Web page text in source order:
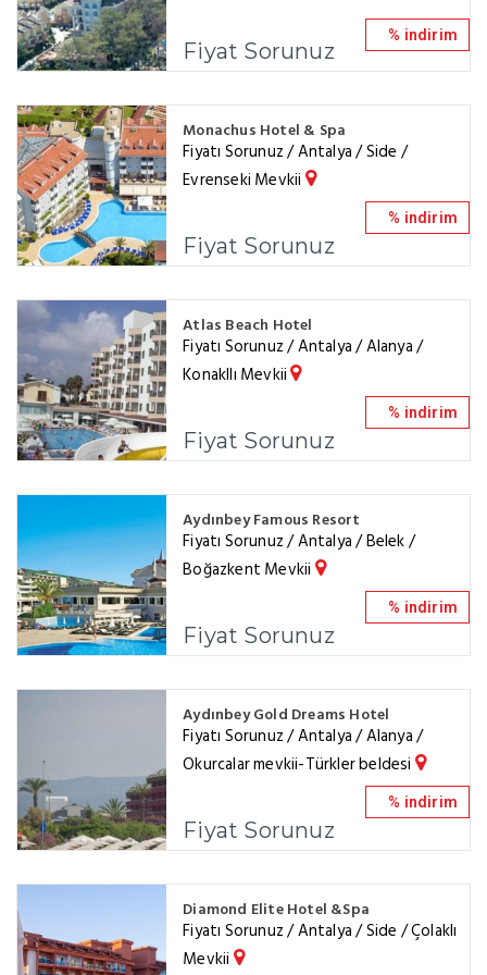
Fiyat Sorunuz
% indirim
Monachus Hotel & Spa
Fiyatı Sorunuz / Antalya / Side /
Evrenseki Mevkii
Fiyat Sorunuz
% indirim
Atlas Beach Hotel
Fiyatı Sorunuz / Antalya / Alanya /
Konakllı Mevkii
Fiyat Sorunuz
% indirim
Aydınbey Famous Resort
Fiyatı Sorunuz / Antalya / Belek /
Boğazkent Mevkii
Fiyat Sorunuz
% indirim
Aydınbey Gold Dreams Hotel
Fiyatı Sorunuz / Antalya / Alanya /
Okurcalar mevkii-Türkler beldesi
Fiyat Sorunuz
% indirim
Diamond Elite Hotel &Spa
Fiyatı Sorunuz / Antalya / Side / Çolaklı
Mevkii